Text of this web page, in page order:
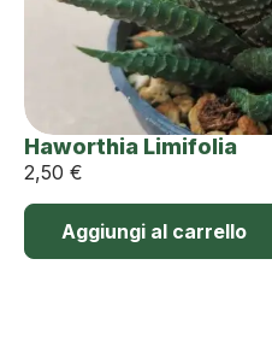
Haworthia Limifolia
2,50 €
Aggiungi al carrello